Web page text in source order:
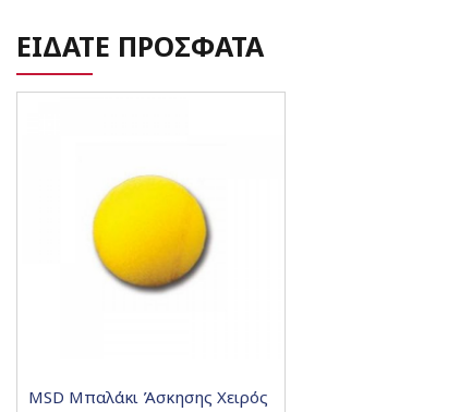
ΕΙΔΑΤΕ ΠΡΟΣΦΑΤΑ
MSD Μπαλάκι Άσκησης Χειρός